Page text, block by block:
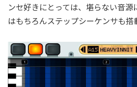
ンセ好きにとっては、堪らない音源
はもちろんステップシーケンサも搭